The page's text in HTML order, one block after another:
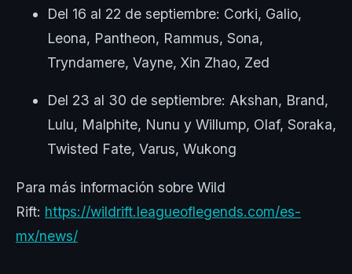
Del 16 al 22 de septiembre: Corki, Galio,
Leona, Pantheon, Rammus, Sona,
Tryndamere, Vayne, Xin Zhao, Zed
Del 23 al 30 de septiembre: Akshan, Brand,
Lulu, Malphite, Nunu y Willump, Olaf, Soraka,
Twisted Fate, Varus, Wukong
Para más información sobre Wild
Rift: https://wildrift.leagueoflegends.com/es-
mx/news/